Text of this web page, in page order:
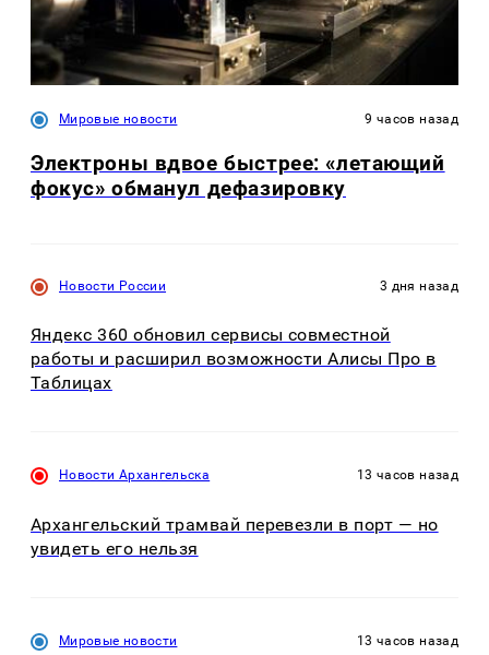
Мировые новости 9 часов назад
Электроны вдвое быстрее: «летающий
фокус» обманул дефазировку
Новости России 3 дня назад
Яндекс 360 обновил сервисы совместной
работы и расширил возможности Алисы Про в
Таблицах
Новости Архангельска 13 часов назад
Архангельский трамвай перевезли в порт — но
увидеть его нельзя
Мировые новости 13 часов назад